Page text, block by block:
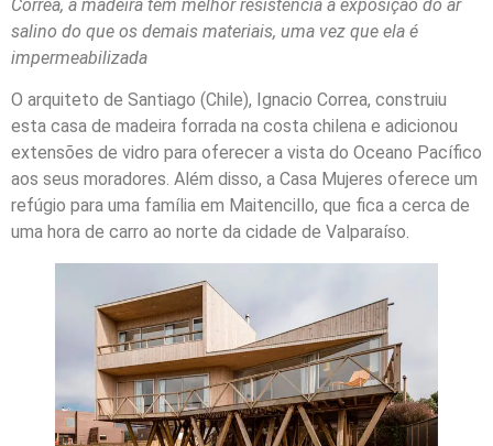
Correa, a madeira tem melhor resistência à exposição do ar
salino do que os demais materiais, uma vez que ela é
impermeabilizada
O arquiteto de Santiago (Chile), Ignacio Correa, construiu
esta casa de madeira forrada na costa chilena e adicionou
extensões de vidro para oferecer a vista do Oceano Pacífico
aos seus moradores. Além disso, a Casa Mujeres oferece um
refúgio para uma família em Maitencillo, que fica a cerca de
uma hora de carro ao norte da cidade de Valparaíso.